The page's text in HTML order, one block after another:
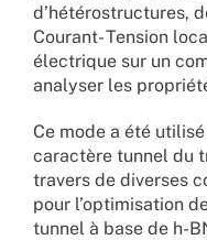
d’hétérostructures,
Courant- Tension
électrique sur un
analyser les
Ce mode a été
caractère tunnel du
travers de diverses
pour l’optimisation
tunnel à base de h-